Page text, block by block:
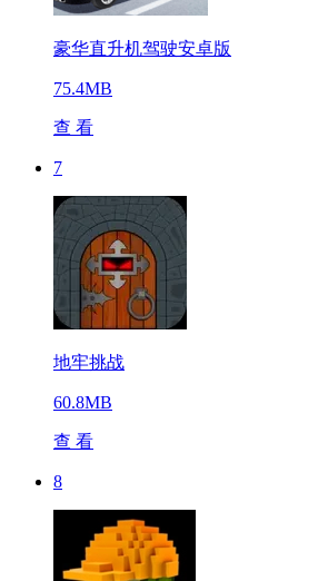
豪华直升机驾驶安卓版
75.4MB
查 看
7
地牢挑战
60.8MB
查 看
8